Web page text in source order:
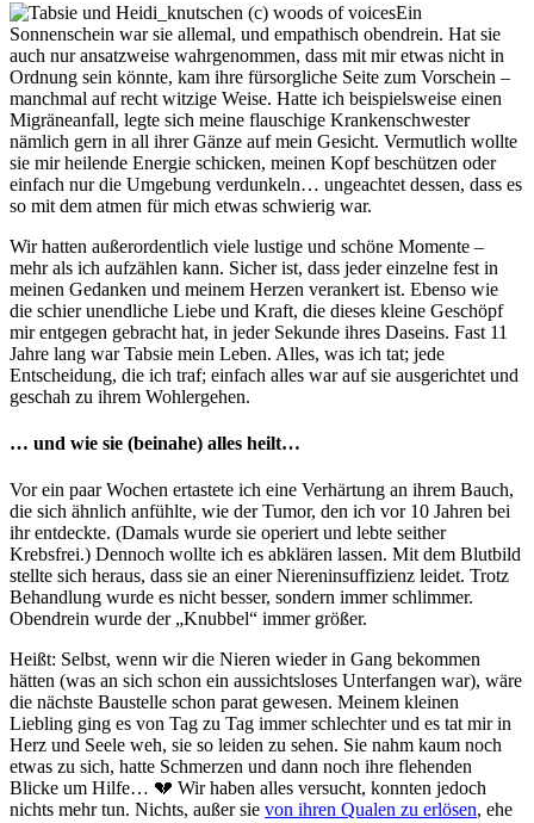
Ein
Sonnenschein war sie allemal, und empathisch obendrein. Hat sie
auch nur ansatzweise wahrgenommen, dass mit mir etwas nicht in
Ordnung sein könnte, kam ihre fürsorgliche Seite zum Vorschein –
manchmal auf recht witzige Weise. Hatte ich beispielsweise einen
Migräneanfall, legte sich meine flauschige Krankenschwester
nämlich gern in all ihrer Gänze auf mein Gesicht. Vermutlich wollte
sie mir heilende Energie schicken, meinen Kopf beschützen oder
einfach nur die Umgebung verdunkeln… ungeachtet dessen, dass es
so mit dem atmen für mich etwas schwierig war.
Wir hatten außerordentlich viele lustige und schöne Momente –
mehr als ich aufzählen kann. Sicher ist, dass jeder einzelne fest in
meinen Gedanken und meinem Herzen verankert ist. Ebenso wie
die schier unendliche Liebe und Kraft, die dieses kleine Geschöpf
mir entgegen gebracht hat, in jeder Sekunde ihres Daseins. Fast 11
Jahre lang war Tabsie mein Leben. Alles, was ich tat; jede
Entscheidung, die ich traf; einfach alles war auf sie ausgerichtet und
geschah zu ihrem Wohlergehen.
… und wie sie (beinahe) alles heilt…
Vor ein paar Wochen ertastete ich eine Verhärtung an ihrem Bauch,
die sich ähnlich anfühlte, wie der Tumor, den ich vor 10 Jahren bei
ihr entdeckte. (Damals wurde sie operiert und lebte seither
Krebsfrei.) Dennoch wollte ich es abklären lassen. Mit dem Blutbild
stellte sich heraus, dass sie an einer Niereninsuffizienz leidet. Trotz
Behandlung wurde es nicht besser, sondern immer schlimmer.
Obendrein wurde der „Knubbel“ immer größer.
Heißt: Selbst, wenn wir die Nieren wieder in Gang bekommen
hätten (was an sich schon ein aussichtsloses Unterfangen war), wäre
die nächste Baustelle schon parat gewesen. Meinem kleinen
Liebling ging es von Tag zu Tag immer schlechter und es tat mir in
Herz und Seele weh, sie so leiden zu sehen. Sie nahm kaum noch
etwas zu sich, hatte Schmerzen und dann noch ihre flehenden
Blicke um Hilfe… 💔 Wir haben alles versucht, konnten jedoch
nichts mehr tun. Nichts, außer sie von ihren Qualen zu erlösen, ehe